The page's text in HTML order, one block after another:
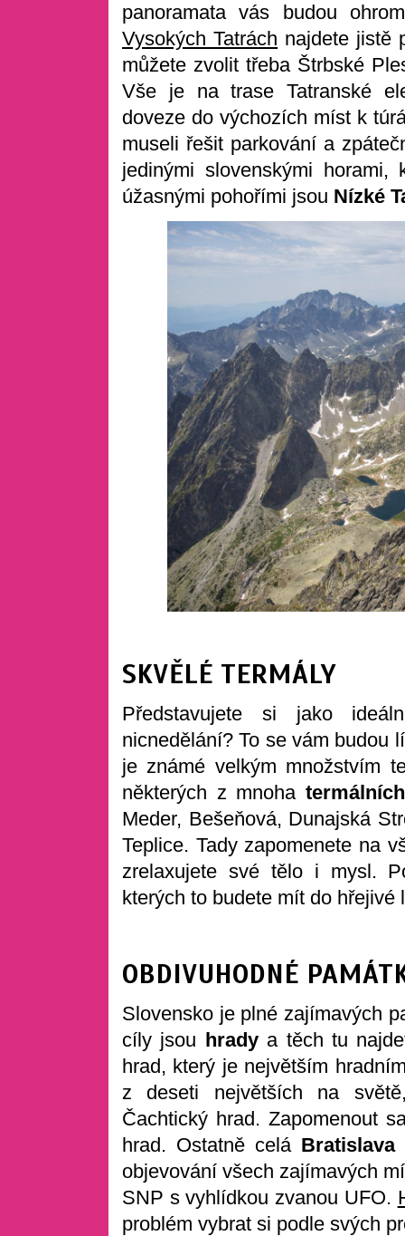
panoramata vás budou
Vysokých Tatrách najdete jistě
můžete zvolit třeba Štrbské
Vše je na trase Tatranské
doveze do výchozích míst k
museli řešit parkování a
jedinými slovenskými
úžasnými pohořími jsou Nízké
SKVĚLÉ TERMÁLY
Představujete si jako
nicnedělání? To se vám budou
je známé velkým množstvím
některých z mnoha
Meder, Bešeňová, Dunajská
Teplice. Tady zapomenete na
zrelaxujete své tělo i mysl.
kterých to budete mít do hřejivé
OBDIVUHODNÉ
Slovensko je plné zajímavých
cíly jsou hradya těch tu
hrad, který je největším
z deseti největších na
Čachtický hrad. Zapomenout
hrad. Ostatně celá Bratislava
objevování všech zajímavých
SNP s vyhlídkou zvanou UFO.
problém vybrat si podle svých